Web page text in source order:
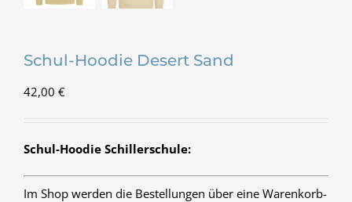
Schul-Hoodie Desert Sand
42,00 €
Schul-Hoodie Schillerschule:
Im Shop werden die Bestellungen über eine Warenkorb-